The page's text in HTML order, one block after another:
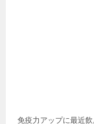
免疫力アップに最近